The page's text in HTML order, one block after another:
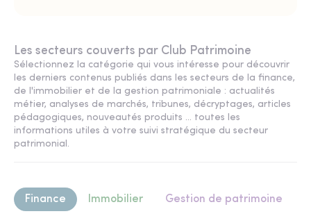
Les secteurs couverts par Club Patrimoine
Sélectionnez la catégorie qui vous intéresse pour découvrir
les derniers contenus publiés dans les secteurs de la finance,
de l'immobilier et de la gestion patrimoniale : actualités
métier, analyses de marchés, tribunes, décryptages, articles
pédagogiques, nouveautés produits ... toutes les
informations utiles à votre suivi stratégique du secteur
patrimonial.
Finance Immobilier Gestion de patrimoine